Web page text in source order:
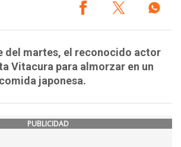
del martes, el reconocido actor
Vitacura para almorzar en un
japonesa.
PUBLICIDAD